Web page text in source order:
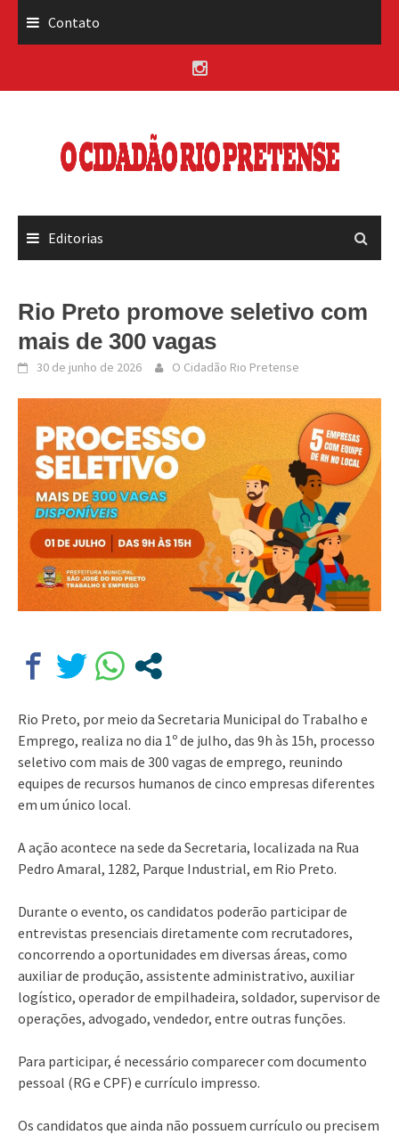
Contato
Editorias
Rio Preto promove seletivo com
mais de 300 vagas
30 de junho de 2026 O Cidadão Rio Pretense
Rio Preto, por meio da Secretaria Municipal do Trabalho e
Emprego, realiza no dia 1º de julho, das 9h às 15h, processo
seletivo com mais de 300 vagas de emprego, reunindo
equipes de recursos humanos de cinco empresas diferentes
em um único local.
A ação acontece na sede da Secretaria, localizada na Rua
Pedro Amaral, 1282, Parque Industrial, em Rio Preto.
Durante o evento, os candidatos poderão participar de
entrevistas presenciais diretamente com recrutadores,
concorrendo a oportunidades em diversas áreas, como
auxiliar de produção, assistente administrativo, auxiliar
logístico, operador de empilhadeira, soldador, supervisor de
operações, advogado, vendedor, entre outras funções.
Para participar, é necessário comparecer com documento
pessoal (RG e CPF) e currículo impresso.
Os candidatos que ainda não possuem currículo ou precisem